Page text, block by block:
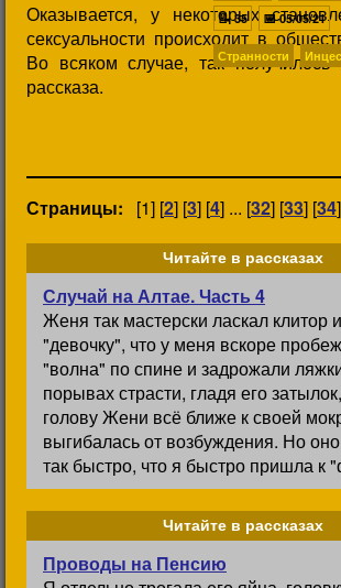
Оказывается, у некоторых
сексуальности происходит в
Во всяком случае, так получилось
рассказа.
📝35 📅05/05/21
Странности
Страницы: [1] [2] [3] [4] ... [32] [33] [34
Читайте в рассказах
Случай на Алтае. Часть 4
Женя так мастерски ласкал клитор
"девочку", что у меня вскоре
"волна" по спине и задрожали
порывах страсти, гладя его
голову Жени всё ближе к своей
выгибалась от возбуждения. Но
так быстро, что я быстро пришла к
Читайте в рассказах
Проводы на Пенсию